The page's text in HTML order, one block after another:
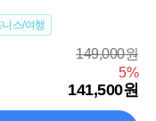
스/여행
149,000원
5%
141,500원